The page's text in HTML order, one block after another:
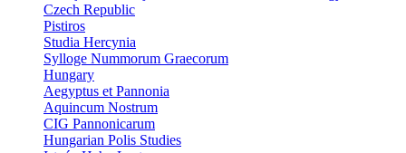
Czech Republic
Pistiros
Studia Hercynia
Sylloge Nummorum Graecorum
Hungary
Aegyptus et Pannonia
Aquincum Nostrum
CIG Pannonicarum
Hungarian Polis Studies